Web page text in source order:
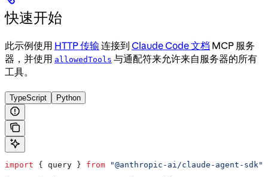
快速开始
此示例使用 HTTP 传输 连接到 Claude Code 文档 MCP 服务
器，并使用 allowedTools 与通配符来允许来自服务器的所有
工具。
TypeScript Python
import { query } from "@anthropic-ai/claude-agent-sdk"